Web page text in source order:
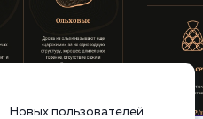
Новых пользователей